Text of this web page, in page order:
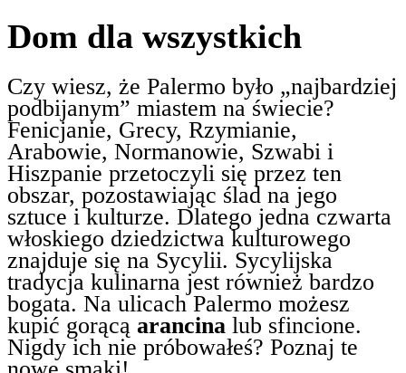
Dom dla wszystkich
Czy wiesz, że Palermo było „najbardziej
podbijanym” miastem na świecie?
Fenicjanie, Grecy, Rzymianie,
Arabowie, Normanowie, Szwabi i
Hiszpanie przetoczyli się przez ten
obszar, pozostawiając ślad na jego
sztuce i kulturze. Dlatego jedna czwarta
włoskiego dziedzictwa kulturowego
znajduje się na Sycylii. Sycylijska
tradycja kulinarna jest również bardzo
bogata. Na ulicach Palermo możesz
kupić gorącą arancina lub sfincione.
Nigdy ich nie próbowałeś? Poznaj te